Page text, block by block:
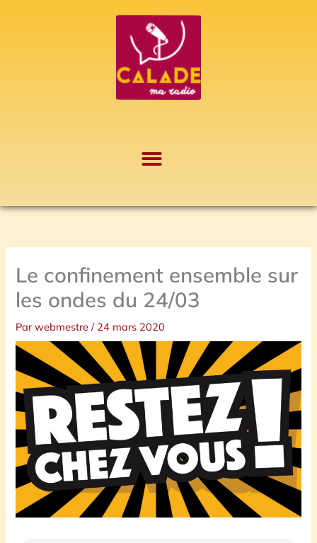
Le confinement ensemble sur
les ondes du 24/03
Parwebmestre/ 24 mars 2020